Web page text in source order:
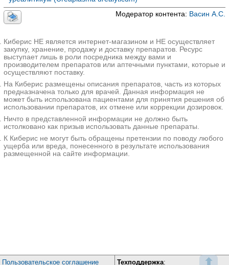
Земская Больница на Таганской
Екатеринбург; ул. Таганская, д. 79
1020₽ Запись
Земская Больница на Избирателей
Екатеринбург; ул. Избирателей, д. 110
+7(343
1020₽ Запись
А МедКлиник в 3-м Монетчиковском переулке
Москва; 3-й Монетчиковский пер., д. 16, стр. 1; м. Павелецкая
+7(495..показать
1100₽ Запись
MedSwiss на проспекте Обуховской Обороны
Профессорская клиника на проспекте Альберта
Модератор контента: Васин А.С.
Киберис НЕ является интернет-магазином и НЕ осуществляет
закупку, хранение, продажу и доставку препаратов. Ресурс
выступает лишь в роли посредника между вами и
производителем препаратов или аптечными пунктами, которые и
осуществляют поставку.
На Киберис размещены описания препаратов, часть из которых
предназначена только для врачей. Данная информация не
может быть использована пациентами для принятия решения об
использовании препаратов, их отмене или коррекции дозировок.
Ничто в представленной информации не должно быть
истолковано как призыв использовать данные препараты.
К Киберис не могут быть обращены претензии по поводу любого
ущерба или вреда, понесенного в результате использования
размещенной на сайте информации.
Пользовательское соглашение Техподдержка: